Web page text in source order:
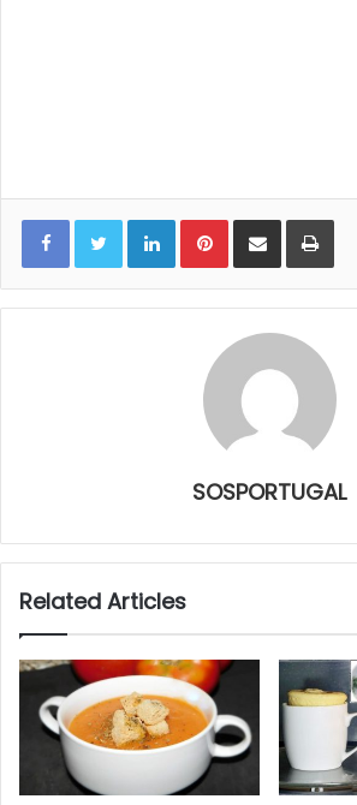
LinkedInPinterestShare via Email Print
SOSPORTUGAL
Related Articles